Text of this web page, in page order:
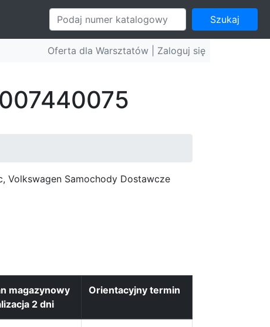
Szukaj
Oferta dla Warsztatów | Zaloguj się
Volkswagen Samochody Dostawcze
magazynowy
2 dni
Orientacyjny termin